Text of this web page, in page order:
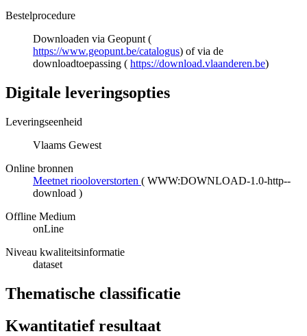
Bestelprocedure
Downloaden via Geopunt (
https://www.geopunt.be/catalogus) of via de
downloadtoepassing ( https://download.vlaanderen.be)
Digitale leveringsopties
Leveringseenheid
Vlaams Gewest
Online bronnen
Meetnet riooloverstorten ( WWW:DOWNLOAD-1.0-http--
download )
Offline Medium
onLine
Niveau kwaliteitsinformatie
dataset
Thematische classificatie
Kwantitatief resultaat